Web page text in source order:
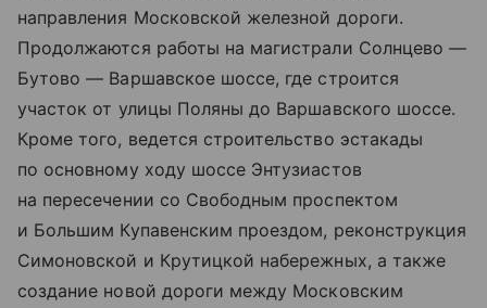
направления Московской железной дороги.
Продолжаются работы на магистрали Солнцево —
Бутово — Варшавское шоссе, где строится
участок от улицы Поляны до Варшавского шоссе.
Кроме того, ведется строительство эстакады
по основному ходу шоссе Энтузиастов
на пересечении со Свободным проспектом
и Большим Купавенским проездом, реконструкция
Симоновской и Крутицкой набережных, а также
создание новой дороги между Московским